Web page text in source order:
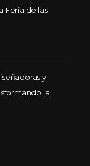
Feria de las
y
la